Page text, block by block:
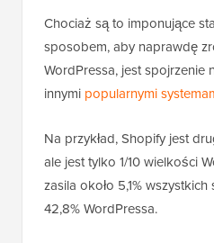
Chociaż są to imponujące
sposobem, aby naprawdę
WordPressa, jest
innymi popularnymi
Na przykład, Shopify jest
ale jest tylko 1/10 wielkości
zasila około 5,1%
42,8% WordPressa.